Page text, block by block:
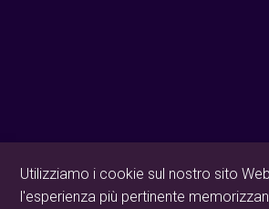
Utilizziamo i cookie sul nostro sito
l'esperienza più pertinente